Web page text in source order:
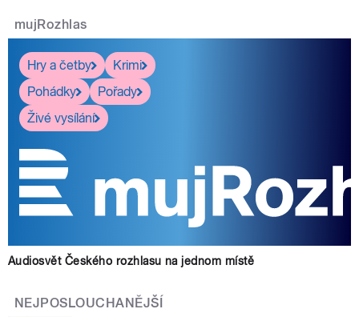
mujRozhlas
Hry a četby
Krimi
Pohádky
Pořady
Živé vysílání
Audiosvět Českého rozhlasu na jednom místě
NEJPOSLOUCHANĚJŠÍ